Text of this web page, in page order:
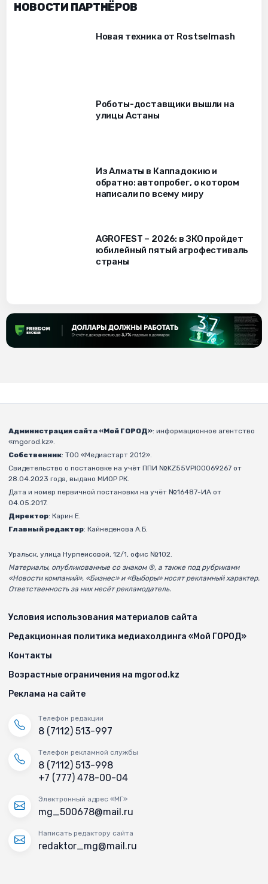
НОВОСТИ ПАРТНЁРОВ
Новая техника от Rostselmash
Роботы-доставщики вышли на
улицы Астаны
Из Алматы в Каппадокию и
обратно: автопробег, о котором
написали по всему миру
AGROFEST – 2026: в ЗКО пройдет
юбилейный пятый агрофестиваль
страны
Администрация сайта «Мой ГОРОД»: информационное агентство
«mgorod.kz».
Собственник: ТОО «Медиастарт 2012».
Свидетельство о постановке на учёт ППИ №KZ55VPI00069267 от
28.04.2023 года, выдано МИОР РК.
Дата и номер первичной постановки на учёт №16487-ИА от
04.05.2017.
Директор: Карин Е.
Главный редактор: Кайнеденова А.Б.
Уральск, улица Нурпеисовой, 12/1, офис №102.
Материалы, опубликованные со знаком ®, а также под рубриками
«Новости компаний», «Бизнес» и «Выборы» носят рекламный характер.
Ответственность за них несёт рекламодатель.
Условия использования материалов сайта
Редакционная политика медиахолдинга «Мой ГОРОД»
Контакты
Возрастные ограничения на mgorod.kz
Реклама на сайте
Телефон редакции
8 (7112) 513-997
Телефон рекламной службы
8 (7112) 513-998
+7 (777) 478-00-04
Электронный адрес «МГ»
mg_500678@mail.ru
Написать редактору сайта
redaktor_mg@mail.ru